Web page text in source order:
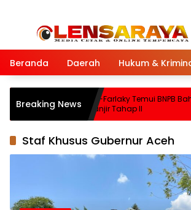
Beranda Daerah Hukum &
Breaking NewsBupati Al-Farlaky Temui BNPB
Dana Banjir Tahap II
Staf Khusus Gubernur Aceh